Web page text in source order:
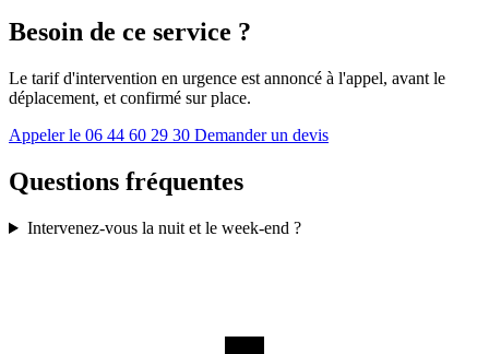
Besoin de ce service ?
Le tarif d'intervention en urgence est annoncé à l'appel, avant le
déplacement, et confirmé sur place.
Appeler le 06 44 60 29 30 Demander un devis
Questions fréquentes
Intervenez-vous la nuit et le week-end ?